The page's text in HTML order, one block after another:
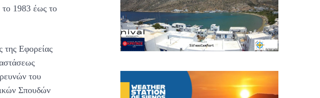
το 1983 έως το
της Εφορείας
του
Σπουδών